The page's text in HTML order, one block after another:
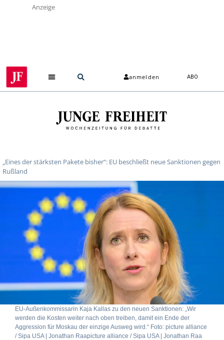
Anzeige
anmelden ABO
„Eines der stärksten Pakete bisher“: EU beschließt neue Sanktionen gegen
Rußland
EU-Außenkommissarin Kaja Kallas zu den neuen Sanktionen: „Wir
werden die Kosten weiter nach oben treiben, damit ein Ende der
Aggression für Moskau der einzige Ausweg wird.“ Foto: picture alliance
/ Sipa USA | Jonathan Raapicture alliance / Sipa USA | Jonathan Raa